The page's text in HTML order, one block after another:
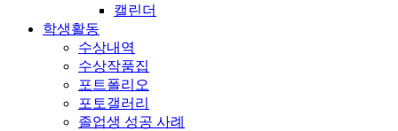
캘린더
학생활동
수상내역
수상작품집
포트폴리오
포토갤러리
졸업생 성공 사례